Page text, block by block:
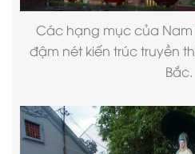
Các hạng mục của Nam
đậm nétkiến trúc truyền
Bắc.